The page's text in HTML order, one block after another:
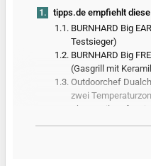
1.
tipps.de empfiehlt
1.1. BURNHARD Big
Testsieger)
1.2. BURNHARD Big
(Gasgrill mit
1.3. Outdoorchef
zwei
Char-Broil
den hilfreichsten